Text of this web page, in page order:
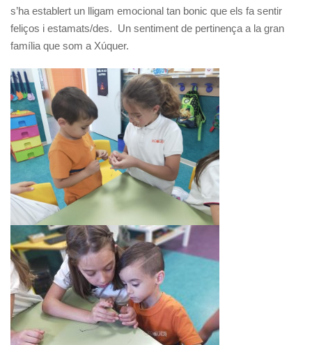
s’ha establert un lligam emocional tan bonic que els fa sentir
feliços i estamats/des. Un sentiment de pertinença a la gran
família que som a Xúquer.